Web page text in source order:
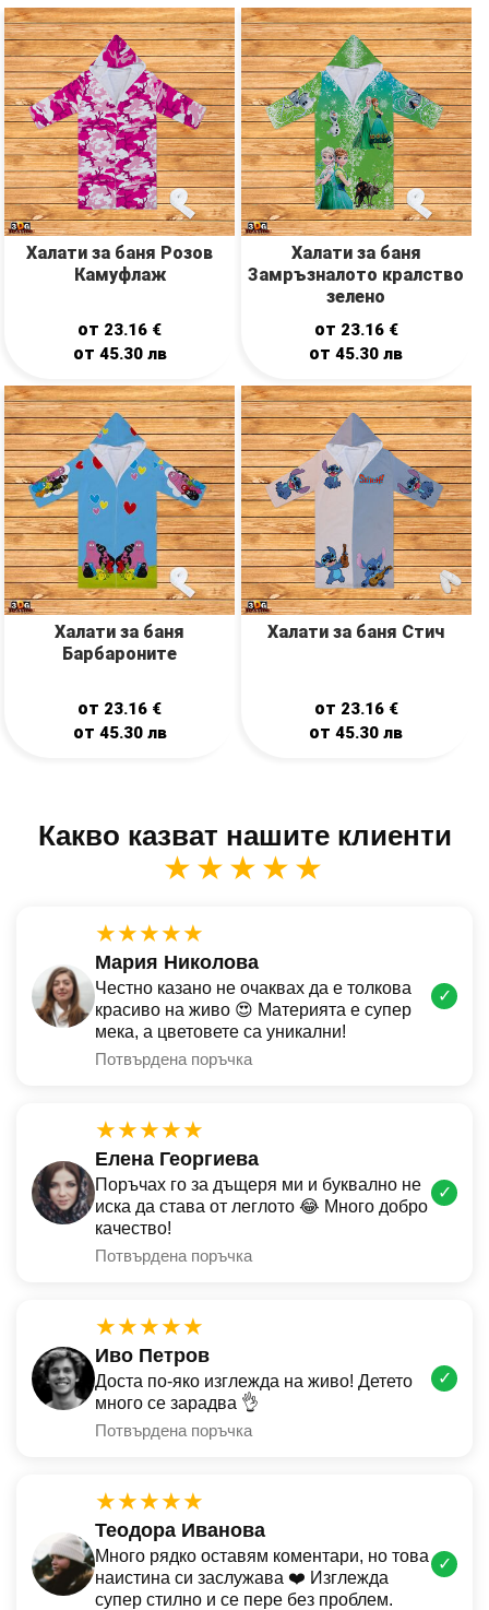
Халати за баня Розов
Камуфлаж
от 23.16 €
от 45.30 лв
Халати за баня
Замръзналото кралство
зелено
от 23.16 €
от45.30лв
Халати за баня
Барбароните
от 23.16 €
от 45.30 лв
Халати за баня Стич
от 23.16 €
от45.30лв
Какво казват нашите клиенти
★★★★★
★★★★★
Мария Николова
Честно казано не очаквах да е толкова
красиво на живо 😍 Материята е супер
мека, а цветовете са уникални!
Потвърдена поръчка
✓
★★★★★
Елена Георгиева
Поръчах го за дъщеря ми и буквално не
иска да става от леглото 😂 Много добро
качество!
Потвърдена поръчка
✓
★★★★★
Иво Петров
Доста по-яко изглежда на живо! Детето
много се зарадва 👌
Потвърдена поръчка
✓
★★★★★
Теодора Иванова
Много рядко оставям коментари, но това
наистина си заслужава ❤️ Изглежда
супер стилно и се пере без проблем.
✓